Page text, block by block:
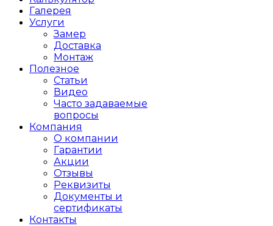
Галерея
Услуги
Замер
Доставка
Монтаж
Полезное
Статьи
Видео
Часто задаваемые
вопросы
Компания
О компании
Гарантии
Акции
Отзывы
Реквизиты
Документы и
сертификаты
Контакты